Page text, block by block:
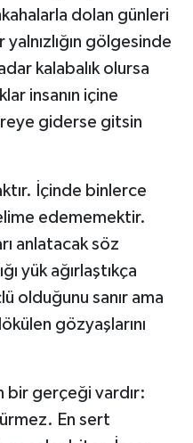
dolan günleri
gölgesinde
kalabalık olursa
insanın içine
giderse gitsin
İçinde binlerce
edememektir.
anlatacak söz
yük ağırlaştıkça
olduğunu sanır ama
gözyaşlarını
bir gerçeği vardır:
En sert